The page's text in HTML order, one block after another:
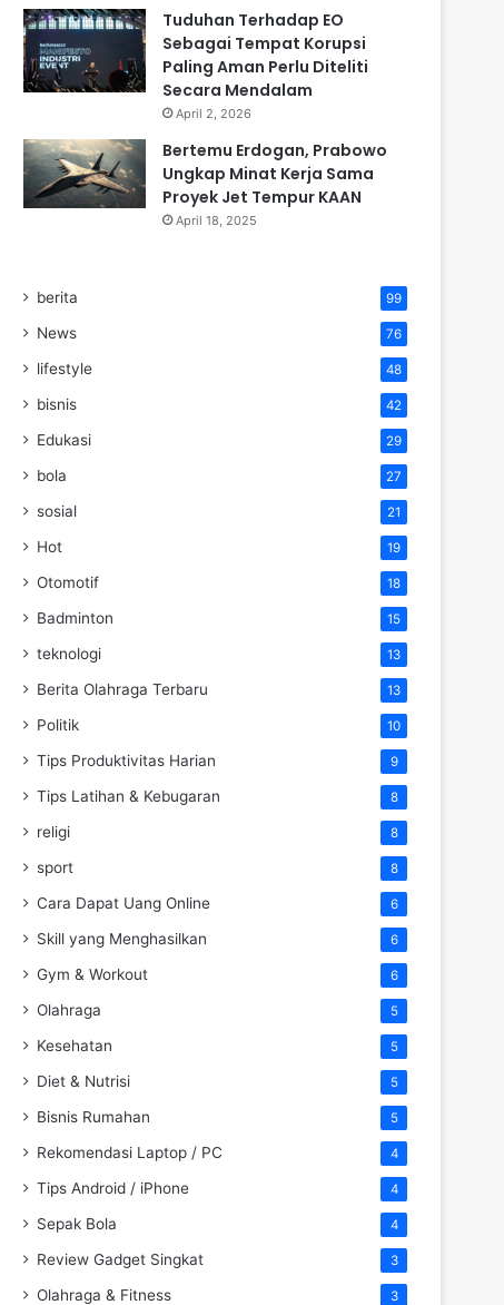
Tuduhan Terhadap EO
Sebagai Tempat Korupsi
Paling Aman Perlu Diteliti
Secara Mendalam
April 2, 2026
Bertemu Erdogan, Prabowo
Ungkap Minat Kerja Sama
Proyek Jet Tempur KAAN
April 18, 2025
berita 99
News 76
lifestyle 48
bisnis 42
Edukasi 29
bola 27
sosial 21
Hot 19
Otomotif 18
Badminton 15
teknologi 13
Berita Olahraga Terbaru 13
Politik 10
Tips Produktivitas Harian 9
Tips Latihan & Kebugaran 8
religi 8
sport 8
Cara Dapat Uang Online 6
Skill yang Menghasilkan 6
Gym & Workout 6
Olahraga 5
Kesehatan 5
Diet & Nutrisi 5
Bisnis Rumahan 5
Rekomendasi Laptop / PC 4
Tips Android / iPhone 4
Sepak Bola 4
Review Gadget Singkat 3
Olahraga & Fitness 3